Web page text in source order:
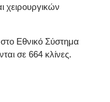
χειρουργικών
στο Εθνικό Σύστημα
σε 664 κλίνες.